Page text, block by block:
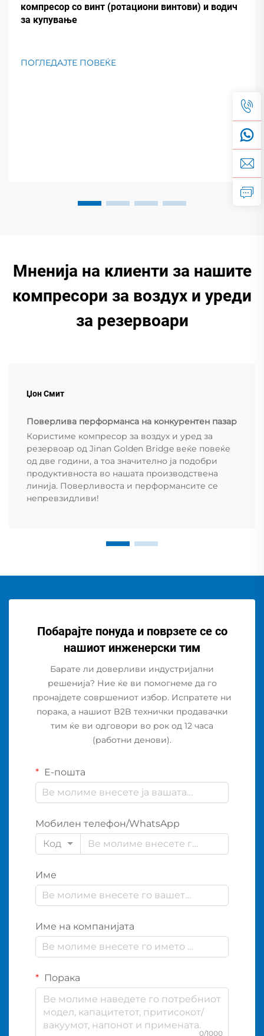
компресор со винт (ротациони винтови) и водич
за купување
ПОГЛЕДАЈТЕ ПОВЕЌЕ
Мненија на клиенти за нашите
компресори за воздух и уреди
за резервоари
Џон Смит
Поверлива перформанса на конкурентен пазар
Користиме компресор за воздух и уред за
резервоар од Jinan Golden Bridge веќе повеќе
од две години, а тоа значително ја подобри
продуктивноста во нашата производствена
линија. Поверливоста и перформансите се
непревзидливи!
Побарајте понуда и поврзете се со
нашиот инженерски тим
Барате ли доверливи индустријални
решенија? Ние ќе ви помогнеме да го
пронајдете совршениот избор. Испратете ни
порака, а нашиот B2B технички продавачки
тим ќе ви одговори во рок од 12 часа
(работни денови).
Е-пошта
Мобилен телефон/WhatsApp
Код
Име
Име на компанијата
Порака
0/1000